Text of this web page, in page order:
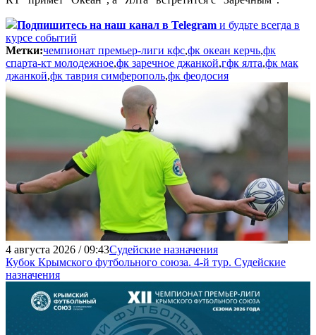
Подпишитесь на наш канал в Telegram и будьте всегда в
курсе событий
Метки:чемпионат премьер-лиги кфс,фк океан керчь,фк
спарта-кт молодежное,фк заречное джанкой,гфк ялта,фк мак
джанкой,фк таврия симферополь,фк феодосия
4 августа 2026 / 09:43Судейские назначения
Кубок Крымского футбольного союза. 4-й тур. Судейские
назначения